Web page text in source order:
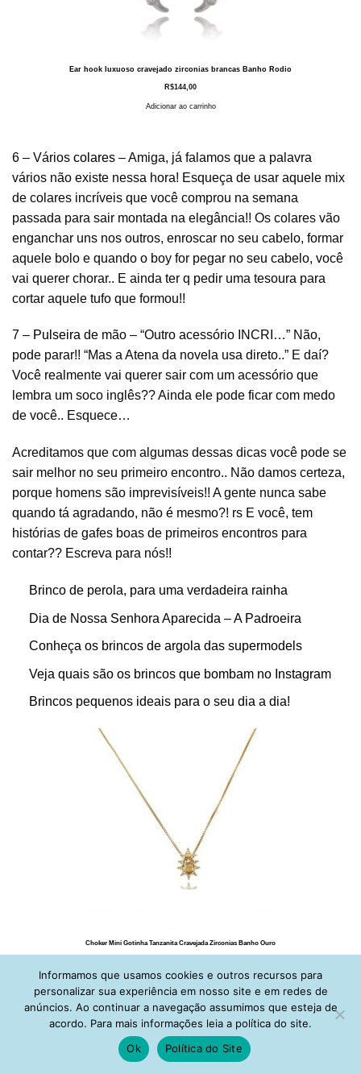
Ear hook luxuoso cravejado zirconias brancas Banho Rodio
R$144,00
Adicionar ao carrinho
6 – Vários colares – Amiga, já falamos que a palavra
vários não existe nessa hora! Esqueça de usar aquele mix
de colares incríveis que você comprou na semana
passada para sair montada na elegância!! Os colares vão
enganchar uns nos outros, enroscar no seu cabelo, formar
aquele bolo e quando o boy for pegar no seu cabelo, você
vai querer chorar.. E ainda ter q pedir uma tesoura para
cortar aquele tufo que formou!!
7 – Pulseira de mão – “Outro acessório INCRI…” Não,
pode parar!! “Mas a Atena da novela usa direto..” E daí?
Você realmente vai querer sair com um acessório que
lembra um soco inglês?? Ainda ele pode ficar com medo
de você.. Esquece…
Acreditamos que com algumas dessas dicas você pode se
sair melhor no seu primeiro encontro.. Não damos certeza,
porque homens são imprevisíveis!! A gente nunca sabe
quando tá agradando, não é mesmo?! rs E você, tem
histórias de gafes boas de primeiros encontros para
contar?? Escreva para nós!!
Brinco de perola, para uma verdadeira rainha
Dia de Nossa Senhora Aparecida – A Padroeira
Conheça os brincos de argola das supermodels
Veja quais são os brincos que bombam no Instagram
Brincos pequenos ideais para o seu dia a dia!
Choker Mini Gotinha Tanzanita Cravejada Zirconias Banho Ouro
Adicionar ao carrinho
Informamos que usamos cookies e outros recursos para
personalizar sua experiência em nosso site e em redes de
anúncios. Ao continuar a navegação assumimos que esteja de
acordo. Para mais informações leia a política do site.
Ok
Política do Site